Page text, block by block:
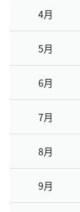
4月
5月
6月
7月
8月
9月